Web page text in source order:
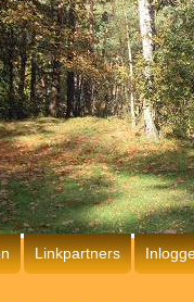
Linkpartners